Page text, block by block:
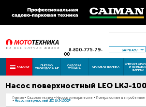
8-800-775-79-
00
БАРНАУЛ
КАТАЛОГ ПНЕВМО
ОБОРУДОВАНИЕ
САДОВАЯ
ТЕХНИКА СИЛОВАЯ ТЕХНИКА И ТЕПЛОВАЯ
ТЕХНИКА
Насос поверхностный LEO LKJ-
Главная - Садовая техника - Насосы электрические - Поверхностные центробежные
- Насос поверхностный LEO LKJ-1002P